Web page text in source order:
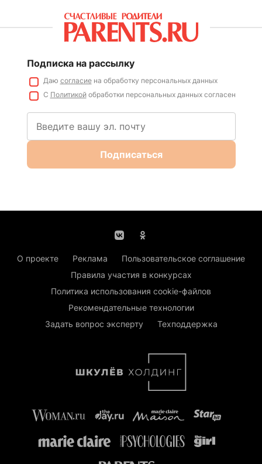
Подписка на рассылку
Даю согласиена обработку персональных данных
С Политикойобработки персональных данных согласен
Подписаться
О проекте Реклама
Пользовательское соглашение
Правила участия в конкурсах
Политика использования cookie-файлов
Рекомендательные технологии
Задать вопрос эксперту
Техподдержка